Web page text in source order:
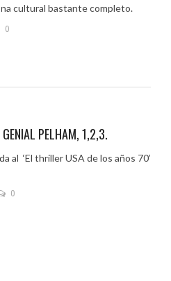
cultural bastante completo.
0
GENIAL PELHAM, 1,2,3.
al ‘El thriller USA de los años 70’
0